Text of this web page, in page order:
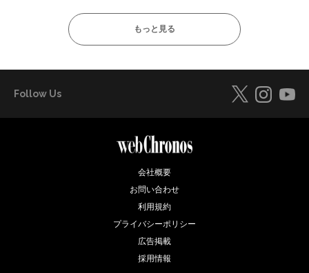
もっと見る
Follow Us
会社概要
お問い合わせ
利用規約
プライバシーポリシー
広告掲載
採用情報